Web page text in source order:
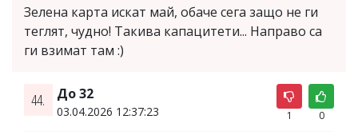
Зелена карта искат май, обаче сега защо не ги
теглят, чудно! Такива капацитети... Направо са
ги взимат там :)
44. До 32
03.04.2026 12:37:23 1 0